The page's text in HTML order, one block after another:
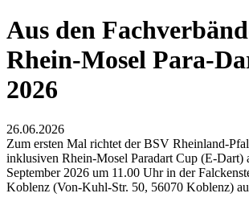
Aus den
Rhein-Mosel Para-
2026
26.06.2026
Zum ersten Mal richtet der BSV Rheinland-
inklusiven Rhein-Mosel Paradart Cup (E-Dart)
September 2026 um 11.00 Uhr in der
Koblenz (Von-Kuhl-Str. 50, 56070 Koblenz)